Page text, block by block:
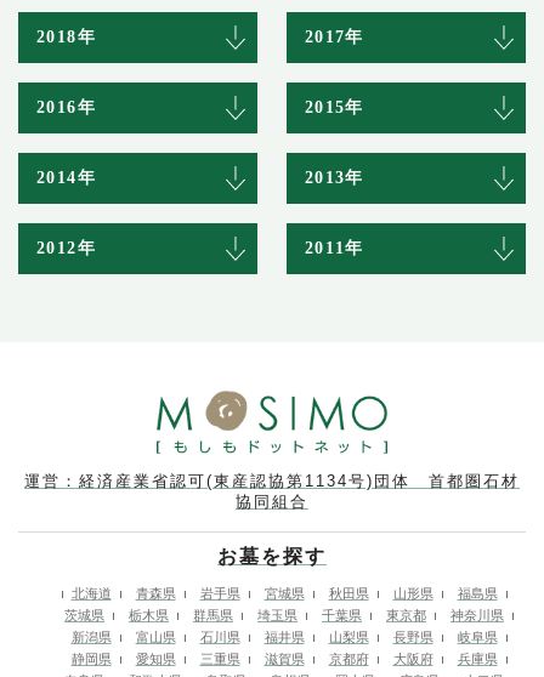
2018年 2017年
2016年 2015年
2014年 2013年
2012年 2011年
運営：経済産業省認可(東産認協第1134号)団体 首都圏石材
協同組合
お墓を探す
北海道 青森県 岩手県 宮城県 秋田県 山形県
福島県
茨城県
栃木県 群馬県 埼玉県 千葉県 東京都
神奈川県
新潟県
富山県 石川県 福井県 山梨県 長野県
岐阜県
静岡県
愛知県 三重県 滋賀県 京都府 大阪府
兵庫県